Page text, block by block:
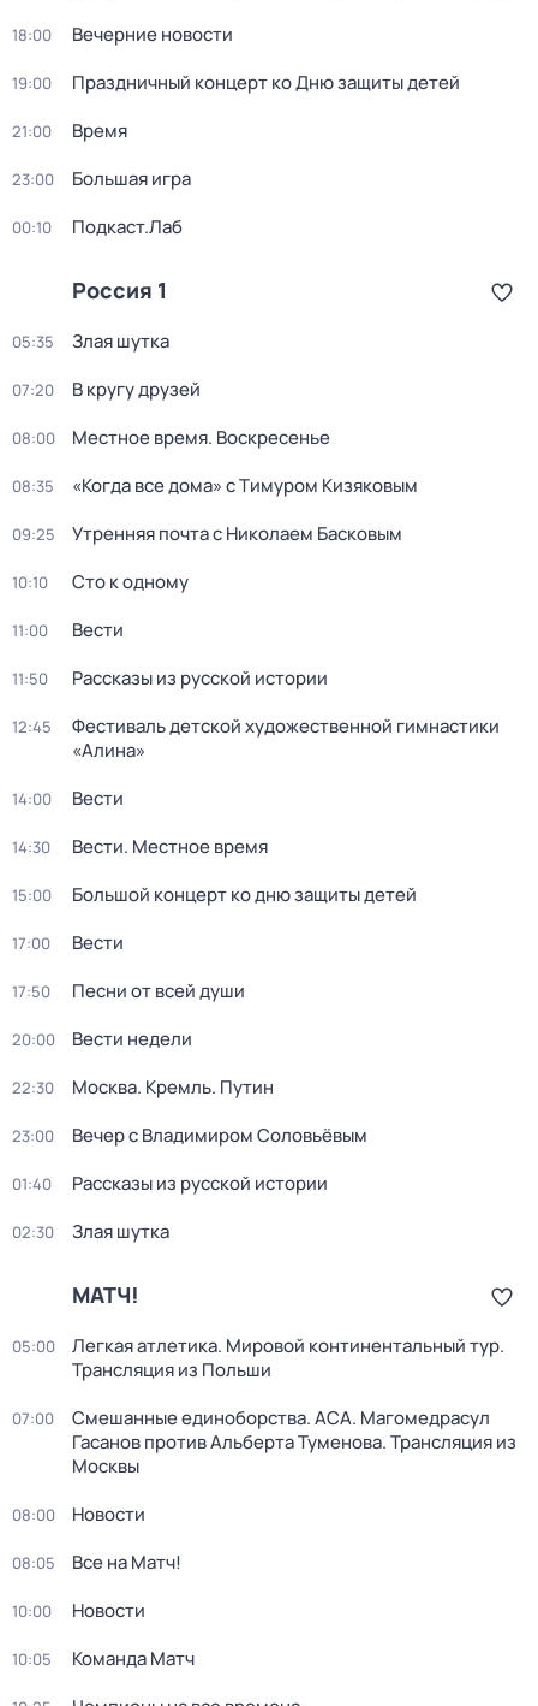
18:00 Вечерние новости
19:00 Праздничный концерт ко Дню защиты детей
21:00 Время
23:00 Большая игра
00:10 Подкаст.Лаб
Россия 1
05:35 Злая шутка
07:20 В кругу друзей
08:00 Местное время. Воскресенье
08:35 «Когда все дома» с Тимуром Кизяковым
09:25 Утренняя почта с Николаем Басковым
10:10 Сто к одному
11:00 Вести
11:50 Рассказы из русской истории
12:45
Фестиваль детской художественной гимнастики
«Алина»
14:00 Вести
14:30 Вести. Местное время
15:00 Большой концерт ко дню защиты детей
17:00 Вести
17:50 Песни от всей души
20:00 Вести недели
22:30 Москва. Кремль. Путин
23:00 Вечер с Владимиром Соловьёвым
01:40 Рассказы из русской истории
02:30 Злая шутка
МАТЧ!
05:00
Легкая атлетика. Мировой континентальный тур.
Трансляция из Польши
07:00
Смешанные единоборства. ACA. Магомедрасул
Гасанов против Альберта Туменова. Трансляция из
Москвы
08:00 Новости
08:05 Все на Матч!
10:00 Новости
10:05 Команда Матч